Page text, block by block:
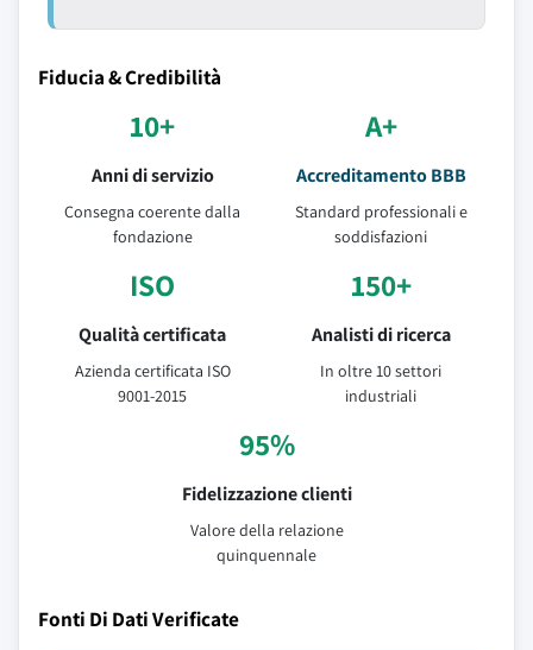
Fiducia & Credibilità
10+
Anni di servizio
Consegna coerente dalla
fondazione
A+
Accreditamento BBB
Standard professionali e
soddisfazioni
ISO
Qualità certificata
Azienda certificata ISO
9001-2015
150+
Analisti di ricerca
In oltre 10 settori
industriali
95%
Fidelizzazione clienti
Valore della relazione
quinquennale
Fonti Di Dati Verificate